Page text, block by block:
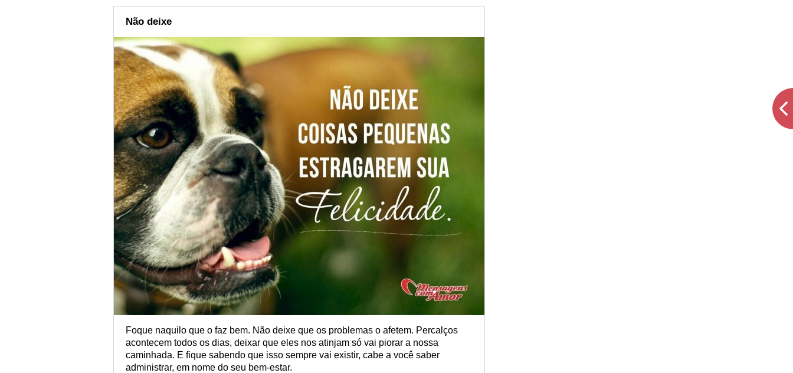
Não deixe
Foque naquilo que o faz bem. Não deixe que os problemas o afetem. Percalços
acontecem todos os dias, deixar que eles nos atinjam só vai piorar a nossa
caminhada. E fique sabendo que isso sempre vai existir, cabe a você saber
administrar, em nome do seu bem-estar.